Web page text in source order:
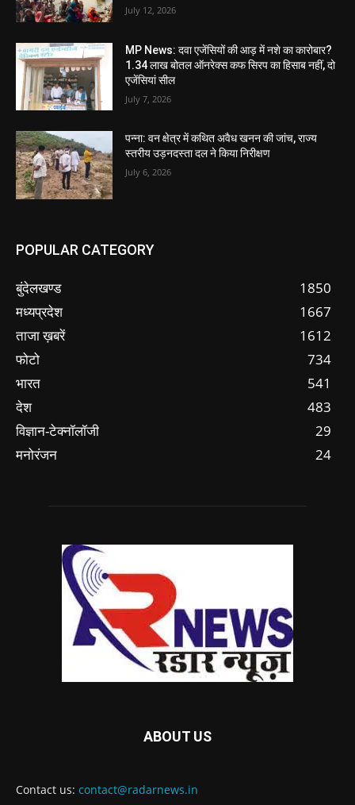
July 12, 2026
MP News: दवा एजेंसियों की आड़ में नशे का कारोबार?
1.34 लाख बोतल ऑनरेक्स कफ सिरप का हिसाब नहीं, दो
एजेंसियां सील
July 7, 2026
पन्ना: वन क्षेत्र में कथित अवैध खनन की जांच, राज्य
स्तरीय उड़नदस्ता दल ने किया निरीक्षण
July 6, 2026
POPULAR CATEGORY
बुंदेलखण्ड
1850
मध्यप्रदेश
1667
ताजा ख़बरें
1612
फोटो
734
भारत
541
देश
483
विज्ञान-टेक्नॉलॉजी
29
मनोरंजन
24
ABOUT US
Contact us: contact@radarnews.in